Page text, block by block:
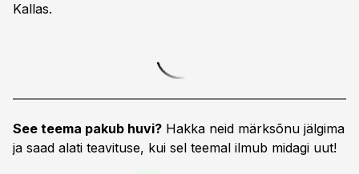
Kallas.
See teema pakub huvi? Hakka neid märksõnu jälgima
ja saad alati teavituse, kui sel teemal ilmub midagi uut!